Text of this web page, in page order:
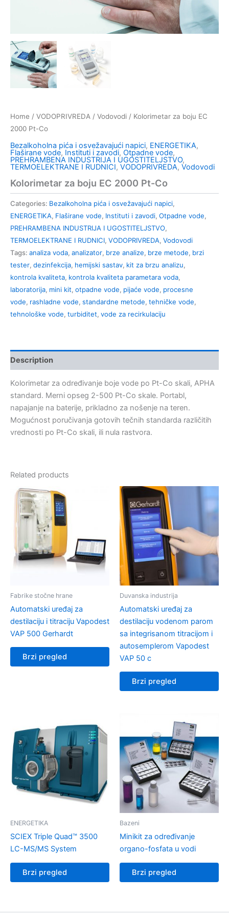
Home / VODOPRIVREDA / Vodovodi / Kolorimetar za boju EC
2000 Pt-Co
Bezalkoholna pića i osvežavajući napici, ENERGETIKA,
Flaširane vode, Instituti i zavodi, Otpadne vode,
PREHRAMBENA INDUSTRIJA I UGOSTITELJSTVO,
TERMOELEKTRANE I RUDNICI, VODOPRIVREDA, Vodovodi
Kolorimetar za boju EC 2000 Pt-Co
Categories: Bezalkoholna pića i osvežavajući napici,
ENERGETIKA, Flaširane vode, Instituti i zavodi, Otpadne vode,
PREHRAMBENA INDUSTRIJA I UGOSTITELJSTVO,
TERMOELEKTRANE I RUDNICI, VODOPRIVREDA, Vodovodi
Tags: analiza voda, analizator, brze analize, brze metode, brzi
tester, dezinfekcija, hemijski sastav, kit za brzu analizu,
kontrola kvaliteta, kontrola kvaliteta parametara voda,
laboratorija, mini kit, otpadne vode, pijaće vode, procesne
vode, rashladne vode, standardne metode, tehničke vode,
tehnološke vode, turbiditet, vode za recirkulaciju
Description
Kolorimetar za određivanje boje vode po Pt-Co skali, APHA
standard. Merni opseg 2-500 Pt-Co skale. Portabl,
napajanje na baterije, prikladno za nošenje na teren.
Mogućnost poručivanja gotovih tečnih standarda različitih
vrednosti po Pt-Co skali, ili nula rastvora.
Related products
Fabrike stočne hrane
Automatski uređaj za
destilaciju i titraciju Vapodest
VAP 500 Gerhardt
Brzi pregled
Duvanska industrija
Automatski uređaj za
destilaciju vodenom parom
sa integrisanom titracijom i
autosemplerom Vapodest
VAP 50 c
Brzi pregled
ENERGETIKA
SCIEX Triple Quad™ 3500
LC-MS/MS System
Brzi pregled
Bazeni
Minikit za određivanje
organo-fosfata u vodi
Brzi pregled